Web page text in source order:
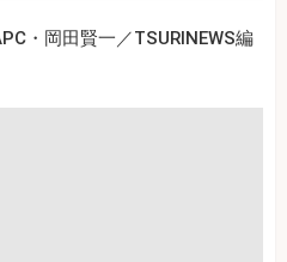
・岡田賢一／TSURINEWS編